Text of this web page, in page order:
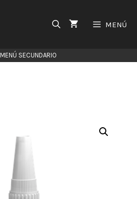
MENÚ
MENÚ SECUNDARIO